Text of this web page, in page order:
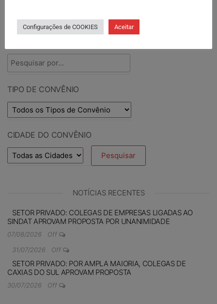
TIPO DE CONVÊNIO
CIDADE DO CONVÊNIO
NOTÍCIAS RECENTES
SETOR PRIVADO: COLEGAS DE EMPRESAS LIGADAS AO
SINDAT APROVAM PROPOSTA POR UNANIMIDADE
07/08/2026
Off
31/07/2026
Off
SETOR PRIVADO: POR AMPLA MAIORIA, COLEGAS DE
CAXIAS DO SUL APROVAM PROPOSTA
30/07/2026 Off
Configurações de COOKIES Aceitar